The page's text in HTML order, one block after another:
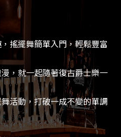
搖擺舞簡單入門，輕鬆豐富
，就一起隨著復古爵士樂一
活動，打破一成不變的單調